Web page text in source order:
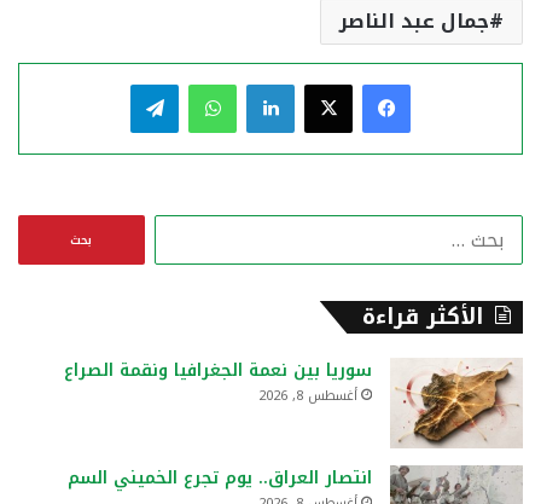
جمال عبد الناصر
فيسبوك لينكدإن واتساب
ن
الأكثر قراءة
سوريا بين نعمة الجغرافيا ونقمة الصراع
أغسطس 8, 2026
انتصار العراق.. يوم تجرع الخميني السم